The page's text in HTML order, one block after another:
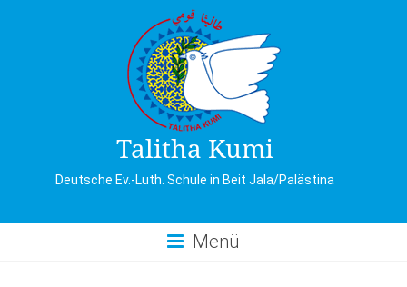
Talitha Kumi
Deutsche Ev.-Luth. Schule in Beit Jala/Palästina
Menü